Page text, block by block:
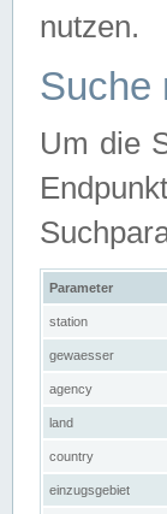
nutzen.
Suche
Um die
Parameter
station
gewaesser
agency
land
country
einzugsgebiet